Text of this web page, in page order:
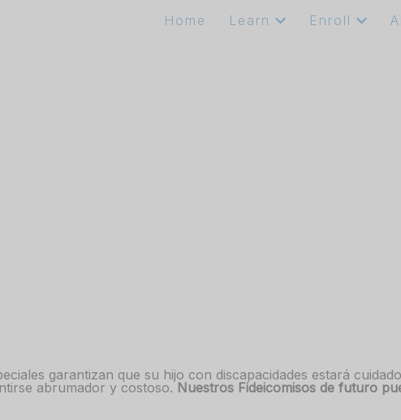
Home Learn Enroll
garantizan que su hijo con discapacidades estará
abrumador y costoso. Nuestros Fideicomisos de futuro